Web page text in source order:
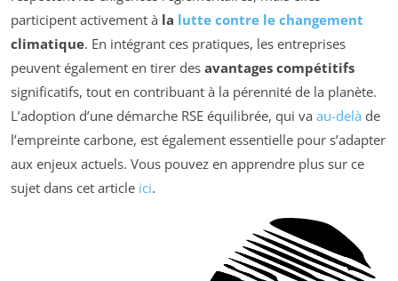
participent activement à la lutte contre le changement
climatique. En intégrant ces pratiques, les entreprises
peuvent également en tirer des avantages compétitifs
significatifs, tout en contribuant à la pérennité de la planète.
L’adoption d’une démarche RSE équilibrée, qui va au-delà de
l’empreinte carbone, est également essentielle pour s’adapter
aux enjeux actuels. Vous pouvez en apprendre plus sur ce
sujet dans cet article ici.